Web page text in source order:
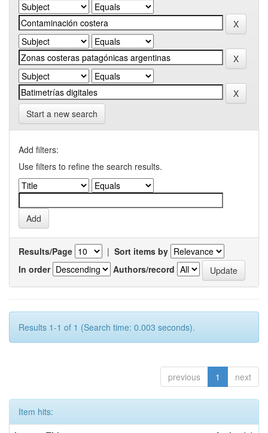
Start a new search
Add filters:
Use filters to refine the search results.
Results/Page | Sort items by
In order
Authors/record
Results 1-1 of 1 (Search time: 0.003 seconds).
previous 1 next
Item hits: